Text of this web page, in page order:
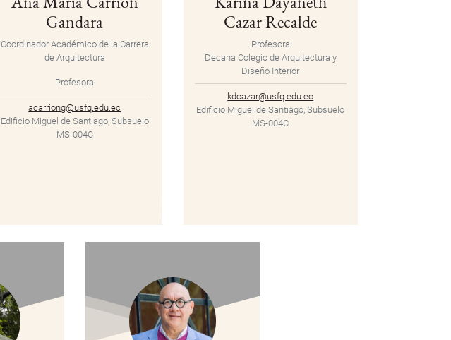
Gandara
Coordinador Académico de la Carrera
de Arquitectura
Profesora
acarriong@usfq.edu.ec
Edificio Miguel de Santiago, Subsuelo
MS-004C
Cazar Recalde
Profesora
Decana Colegio de Arquitectura y
Diseño Interior
kdcazar@usfq.edu.ec
Edificio Miguel de Santiago, Subsuelo
MS-004C